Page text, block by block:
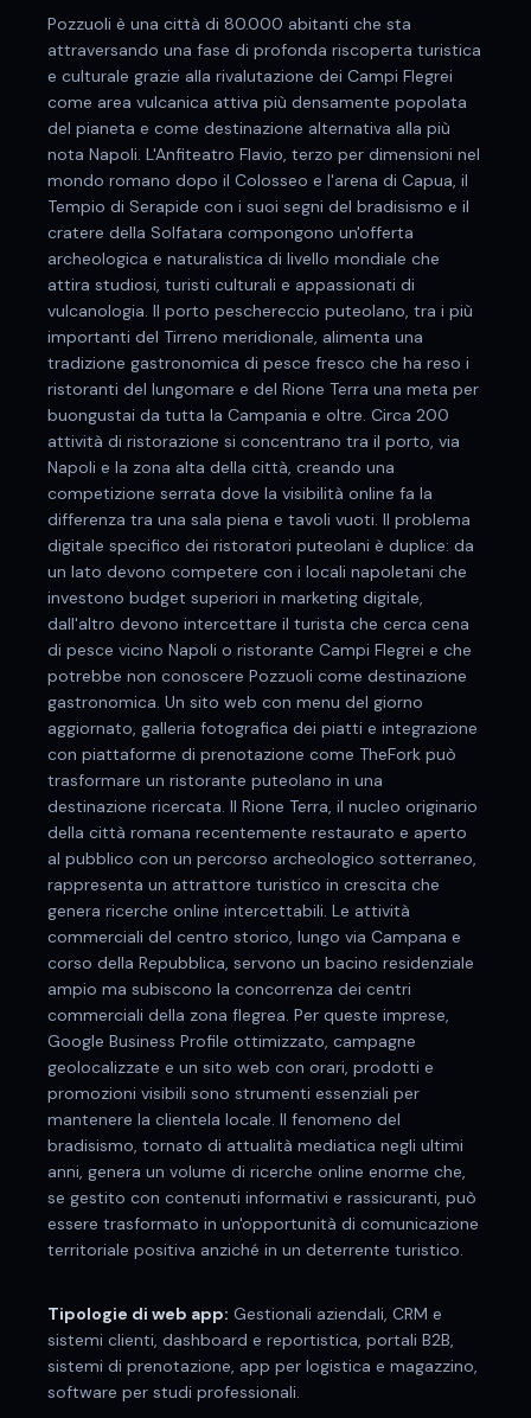
Pozzuoli è una città di 80.000 abitanti che sta
attraversando una fase di profonda riscoperta turistica
e culturale grazie alla rivalutazione dei Campi Flegrei
come area vulcanica attiva più densamente popolata
del pianeta e come destinazione alternativa alla più
nota Napoli. L'Anfiteatro Flavio, terzo per dimensioni nel
mondo romano dopo il Colosseo e l'arena di Capua, il
Tempio di Serapide con i suoi segni del bradisismo e il
cratere della Solfatara compongono un'offerta
archeologica e naturalistica di livello mondiale che
attira studiosi, turisti culturali e appassionati di
vulcanologia. Il porto peschereccio puteolano, tra i più
importanti del Tirreno meridionale, alimenta una
tradizione gastronomica di pesce fresco che ha reso i
ristoranti del lungomare e del Rione Terra una meta per
buongustai da tutta la Campania e oltre. Circa 200
attività di ristorazione si concentrano tra il porto, via
Napoli e la zona alta della città, creando una
competizione serrata dove la visibilità online fa la
differenza tra una sala piena e tavoli vuoti. Il problema
digitale specifico dei ristoratori puteolani è duplice: da
un lato devono competere con i locali napoletani che
investono budget superiori in marketing digitale,
dall'altro devono intercettare il turista che cerca cena
di pesce vicino Napoli o ristorante Campi Flegrei e che
potrebbe non conoscere Pozzuoli come destinazione
gastronomica. Un sito web con menu del giorno
aggiornato, galleria fotografica dei piatti e integrazione
con piattaforme di prenotazione come TheFork può
trasformare un ristorante puteolano in una
destinazione ricercata. Il Rione Terra, il nucleo originario
della città romana recentemente restaurato e aperto
al pubblico con un percorso archeologico sotterraneo,
rappresenta un attrattore turistico in crescita che
genera ricerche online intercettabili. Le attività
commerciali del centro storico, lungo via Campana e
corso della Repubblica, servono un bacino residenziale
ampio ma subiscono la concorrenza dei centri
commerciali della zona flegrea. Per queste imprese,
Google Business Profile ottimizzato, campagne
geolocalizzate e un sito web con orari, prodotti e
promozioni visibili sono strumenti essenziali per
mantenere la clientela locale. Il fenomeno del
bradisismo, tornato di attualità mediatica negli ultimi
anni, genera un volume di ricerche online enorme che,
se gestito con contenuti informativi e rassicuranti, può
essere trasformato in un'opportunità di comunicazione
territoriale positiva anziché in un deterrente turistico.
Tipologie di web app: Gestionali aziendali, CRM e
sistemi clienti, dashboard e reportistica, portali B2B,
sistemi di prenotazione, app per logistica e magazzino,
software per studi professionali.